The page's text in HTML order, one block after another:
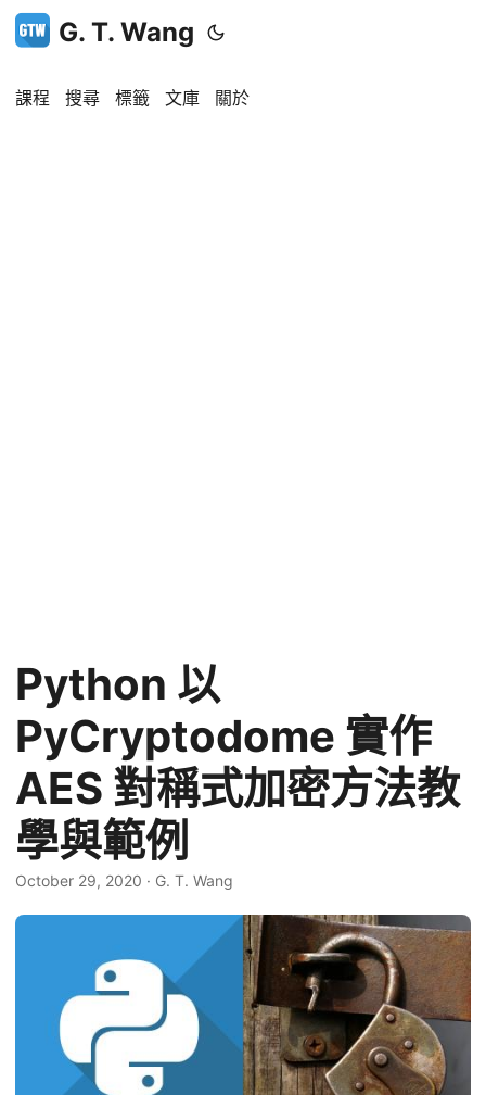
G. T. Wang
課程 搜尋 標籤 文庫 關於
Python 以
PyCryptodome 實作
AES 對稱式加密方法教
學與範例
October 29, 2020 · G. T. Wang